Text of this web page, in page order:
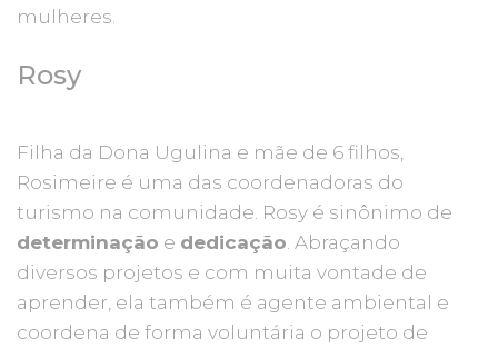
mulheres.
Rosy
Filha da Dona Ugulina e mãe de 6 filhos,
Rosimeire é uma das coordenadoras do
turismo na comunidade. Rosy é sinônimo de
determinação e dedicação. Abraçando
diversos projetos e com muita vontade de
aprender, ela também é agente ambiental e
coordena de forma voluntária o projeto de